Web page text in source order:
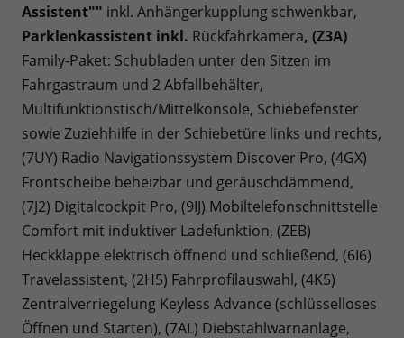
Assistent"" inkl. Anhängerkupplung schwenkbar,
Parklenkassistent inkl. Rückfahrkamera, (Z3A)
Family-Paket: Schubladen unter den Sitzen im
Fahrgastraum und 2 Abfallbehälter,
Multifunktionstisch/Mittelkonsole, Schiebefenster
sowie Zuziehhilfe in der Schiebetüre links und rechts,
(7UY) Radio Navigationssystem Discover Pro, (4GX)
Frontscheibe beheizbar und geräuschdämmend,
(7J2) Digitalcockpit Pro, (9IJ) Mobiltelefonschnittstelle
Comfort mit induktiver Ladefunktion, (ZEB)
Heckklappe elektrisch öffnend und schließend, (6I6)
Travelassistent, (2H5) Fahrprofilauswahl, (4K5)
Zentralverriegelung Keyless Advance (schlüsselloses
Öffnen und Starten), (7AL) Diebstahlwarnanlage,